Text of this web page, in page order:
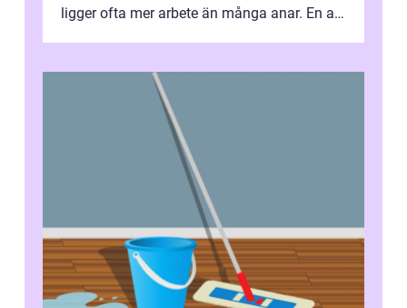
ligger ofta mer arbete än många anar. En av